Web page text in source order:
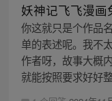
妖神记飞飞漫画
你这就只是个作品
单的表述呢。我不
作者呀，故事大概
就能按照要求好好